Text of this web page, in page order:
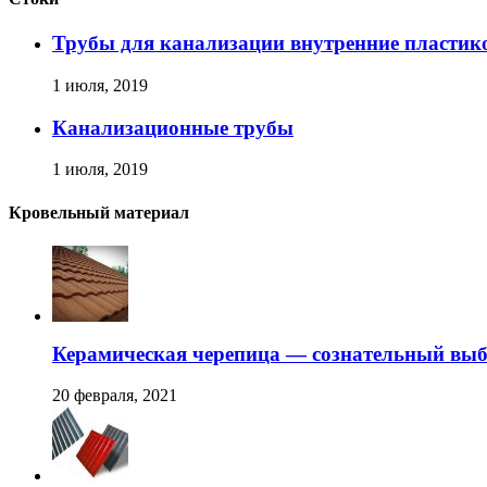
Трубы для канализации внутренние
1 июля, 2019
Канализационные трубы
1 июля, 2019
Кровельный материал
Керамическая черепица — сознательный
20 февраля, 2021